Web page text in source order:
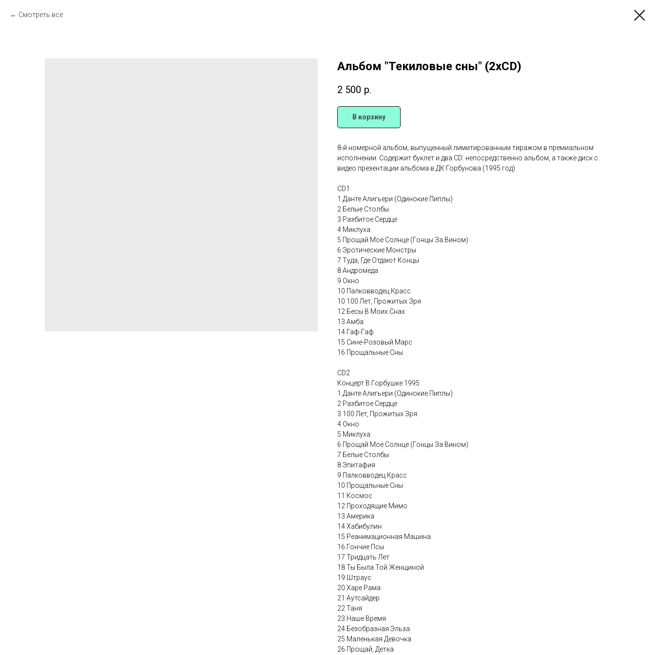
Смотреть всё
Альбом "Текиловые сны" (2xCD)
2 500 р.
В корзину
8-й номерной альбом, выпущенный лимитированным тиражом в премиальном
исполнении. Содержит буклет и два CD: непосредственно альбом, а также диск с
видео презентации альбома в ДК Горбунова (1995 год)
CD1
1 Данте Алигьери (Одинокие Пиплы)
2 Белые Столбы
3 Разбитое Сердце
4 Миклуха
5 Прощай Моё Солнце (Гонцы За Вином)
6 Эротические Монстры
7 Туда, Где Отдают Концы
8 Андромеда
9 Окно
10 Палковводец Красс
10 100 Лет, Прожитых Зря
12 Бесы В Моих Снах
13 Амба
14 Гаф-Гаф
15 Сине-Розовый Марс
16 Прощальные Сны
CD2
Концерт В Горбушке 1995
1 Данте Алигьери (Одинокие Пиплы)
2 Разбитое Сердце
3 100 Лет, Прожитых Зря
4 Окно
5 Миклуха
6 Прощай Моё Солнце (Гонцы За Вином)
7 Белые Столбы
8 Эпитафия
9 Палковводец Красс
10 Прощальные Сны
11 Космос
12 Проходящие Мимо
13 Америка
14 Хабибулин
15 Реанимационная Машина
16 Гончие Псы
17 Тридцать Лет
18 Ты Была Той Женщиной
19 Штраус
20 Харе Рама
21 Аутсайдер
22 Таня
23 Наше Время
24 Безобразная Эльза
25 Маленькая Девочка
26 Прощай, Детка